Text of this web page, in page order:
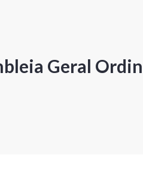
Geral